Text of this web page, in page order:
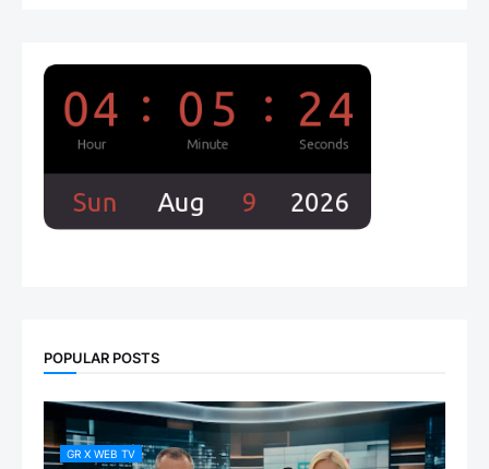
POPULAR POSTS
GR X WEB TV